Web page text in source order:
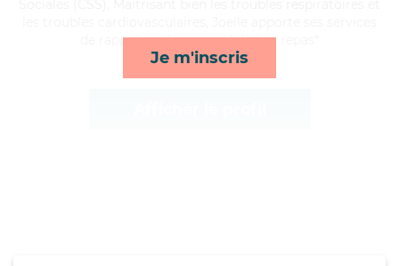
Je m'inscris
de rappels, ménage, mobilité et repas*